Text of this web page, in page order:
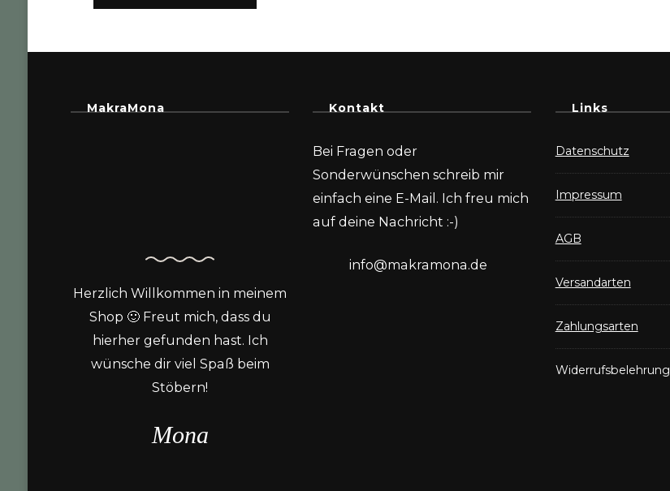
MakraMona
Herzlich Willkommen in meinem
Shop 🙂 Freut mich, dass du
hierher gefunden hast. Ich
wünsche dir viel Spaß beim
Stöbern!
Mona
Kontakt
Bei Fragen oder
Sonderwünschen schreib mir
einfach eine E-Mail. Ich freu mich
auf deine Nachricht :-)
info@makramona.de
Links
Datenschutz
Impressum
AGB
Versandarten
Zahlungsarten
Widerrufsbelehrung